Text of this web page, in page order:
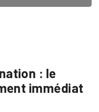
: le
immédiat